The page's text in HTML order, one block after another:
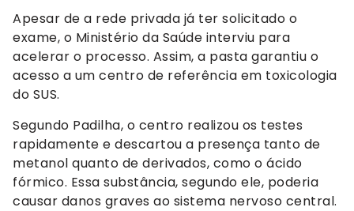
Apesar de a rede privada já ter solicitado o
exame, o Ministério da Saúde interviu para
acelerar o processo. Assim, a pasta garantiu o
acesso a um centro de referência em toxicologia
do SUS.
Segundo Padilha, o centro realizou os testes
rapidamente e descartou a presença tanto de
metanol quanto de derivados, como o ácido
fórmico. Essa substância, segundo ele, poderia
causar danos graves ao sistema nervoso central.